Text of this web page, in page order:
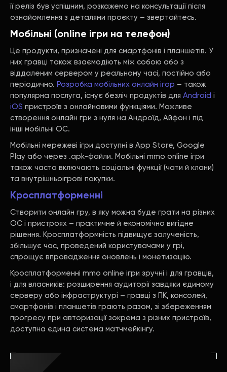
її реліз був успішним, розкажемо на консультації після
ознайомлення з деталями проєкту – звертайтесь.
Мобільні (online ігри на телефон)
Це продукти, призначені для смартфонів і планшетів. У
них гравці також взаємодіють між собою або з
віддаленим сервером у реальному часі, постійно або
періодично. Розробка мобільних онлайн ігор – також
популярна послуга, існує безліч продуктів для Android і
iOS пристроїв з онлайновими функціями. Можливе
створення онлайн гри з нуля на Андроїд, Айфон і під
інші мобільні ОС.
Мобільні мережеві ігри доступні в App Store, Google
Play або через .apk-файли. Мобільні mmo online ігри
також часто включають соціальні функції (чати й клани)
та внутрішньоігрові покупки.
Кросплатформенні
Створити онлайн гру, в яку можна буде грати на різних
ОС і пристроях – практичне й економічно вигідне
рішення. Кросплатформність підвищує залученість,
збільшує час, проведений користувачами у грі,
спрощує впровадження оновлень і монетизацію.
Кросплатформенні mmo online ігри зручні і для гравців,
і для власників: розширення аудиторії завдяки єдиному
серверу або інфраструктурі – гравці з ПК, консолей,
смартфонів і планшетів грають разом, зі збереженням
прогресу при авторизації зокрема з різних пристроїв,
доступна єдина система матчмейкінгу.